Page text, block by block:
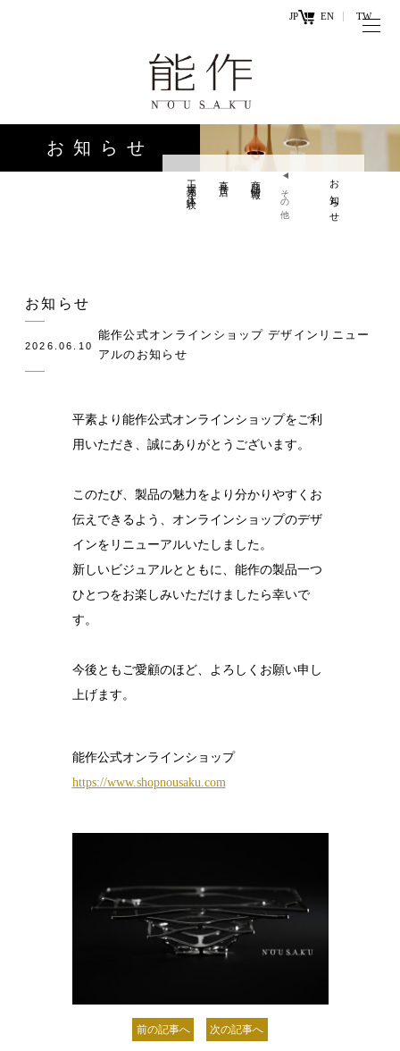
JP EN TW
ー
ワ
ー
合わせ
能作の歴史
と技
商品情報
ェ
の錫婚式
ラン
医療・ヘルス
ケア
錫リサイクル
お知らせ
お知らせ
その他
商品情報
工場見学・体験
お知らせ
2026.06.10
能作公式オンラインショップ デザインリニュー
アルのお知らせ
平素より能作公式オンラインショップをご利
用いただき、誠にありがとうございます。
このたび、製品の魅力をより分かりやすくお
伝えできるよう、オンラインショップのデザ
インをリニューアルいたしました。
新しいビジュアルとともに、能作の製品一つ
ひとつをお楽しみいただけましたら幸いで
す。
今後ともご愛顧のほど、よろしくお願い申し
上げます。
能作公式オンラインショップ
https://www.shopnousaku.com
前の記事へ 次の記事へ